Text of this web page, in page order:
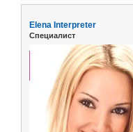
Elena Interpreter
Специалист